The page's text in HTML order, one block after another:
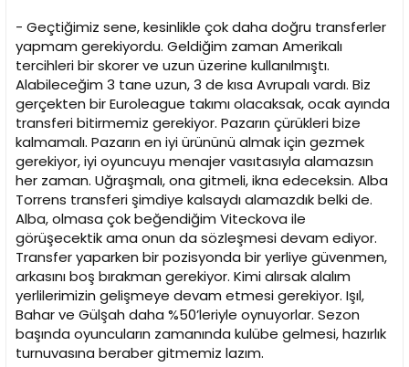
- Geçtiğimiz sene, kesinlikle çok daha doğru transferler
yapmam gerekiyordu. Geldiğim zaman Amerikalı
tercihleri bir skorer ve uzun üzerine kullanılmıştı.
Alabileceğim 3 tane uzun, 3 de kısa Avrupalı vardı. Biz
gerçekten bir Euroleague takımı olacaksak, ocak ayında
transferi bitirmemiz gerekiyor. Pazarın çürükleri bize
kalmamalı. Pazarın en iyi ürününü almak için gezmek
gerekiyor, iyi oyuncuyu menajer vasıtasıyla alamazsın
her zaman. Uğraşmalı, ona gitmeli, ikna edeceksin. Alba
Torrens transferi şimdiye kalsaydı alamazdık belki de.
Alba, olmasa çok beğendiğim Viteckova ile
görüşecektik ama onun da sözleşmesi devam ediyor.
Transfer yaparken bir pozisyonda bir yerliye güvenmen,
arkasını boş bırakman gerekiyor. Kimi alırsak alalım
yerlilerimizin gelişmeye devam etmesi gerekiyor. Işıl,
Bahar ve Gülşah daha %50’leriyle oynuyorlar. Sezon
başında oyuncuların zamanında kulübe gelmesi, hazırlık
turnuvasına beraber gitmemiz lazım.